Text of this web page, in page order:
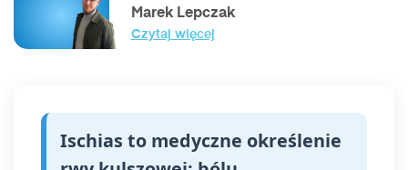
Marek Lepczak
Czytaj więcej
Ischias to medyczne określenie